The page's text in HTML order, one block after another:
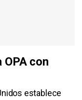
OPA con
establece